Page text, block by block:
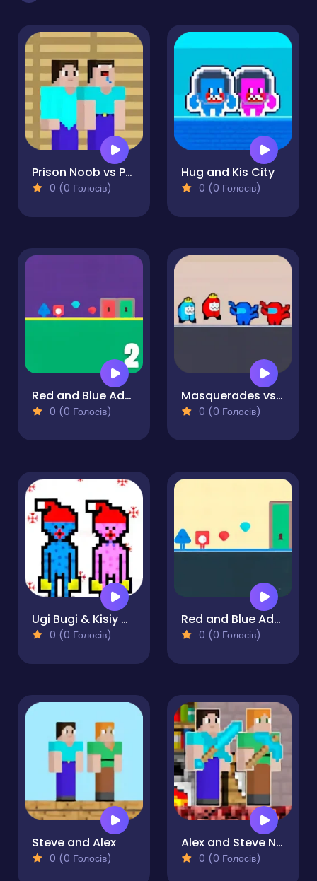
Prison Noob vs Pro
0 (0 Голосів)
Hug and Kis City
0 (0 Голосів)
Red and Blue Adventure 2
0 (0 Голосів)
Masquerades vs Impostors
0 (0 Голосів)
Ugi Bugi & Kisiy Misiy
0 (0 Голосів)
Red and Blue Adventure
0 (0 Голосів)
Steve and Alex
0 (0 Голосів)
Alex and Steve Nether
0 (0 Голосів)